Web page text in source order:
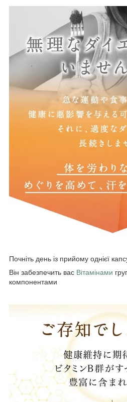
Почніть день із прийому однієї
Він забезпечить вас Вітамінами
компонентами